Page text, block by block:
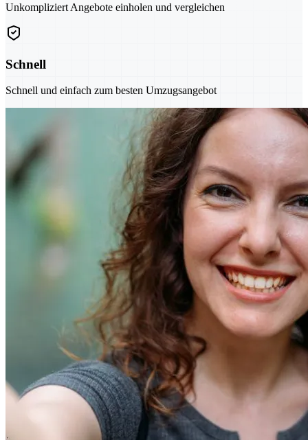
Unkompliziert Angebote einholen und vergleichen
Schnell
Schnell und einfach zum besten Umzugsangebot